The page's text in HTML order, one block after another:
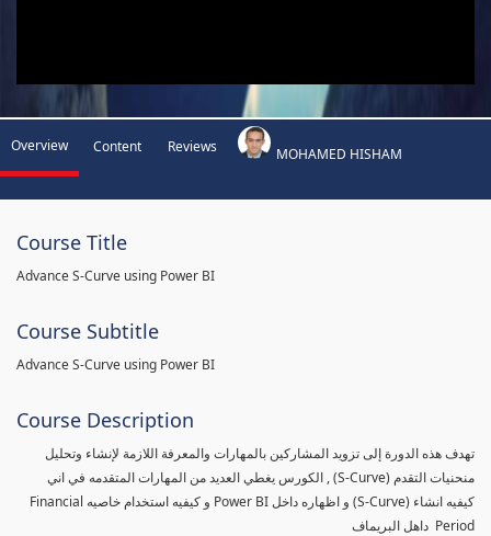
Overview Content Reviews MOHAMED HISHAM
Course Title
Advance S-Curve using Power BI
Course Subtitle
Advance S-Curve using Power BI
Course Description
تهدف هذه الدورة إلى تزويد المشاركين بالمهارات والمعرفة اللازمة لإنشاء وتحليل
منحنيات التقدم (S-Curve) , الكورس يغطي العديد من المهارات المتقدمه في اني
كيفيه انشاء (S-Curve) و اظهاره داخل Power BI و كيفيه استخدام خاصيه Financial
Period داهل البريماف